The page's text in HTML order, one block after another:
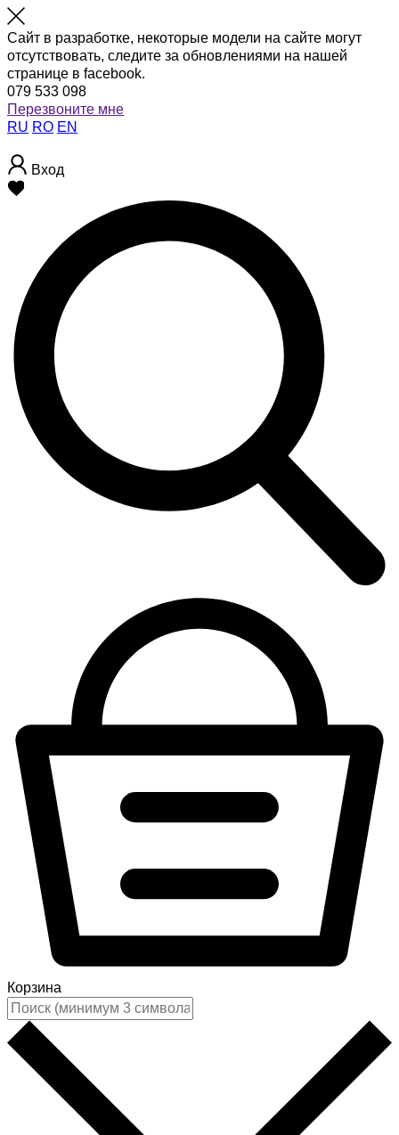
Сайт в разработке, некоторые модели на сайте могут
отсутствовать, следите за обновлениями на нашей
странице в facebook.
079 533 098
Перезвоните мне
RU RO EN
Вход
Корзина